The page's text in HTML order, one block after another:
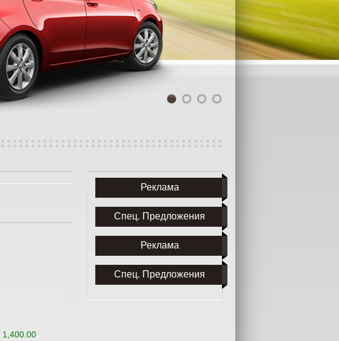
1 2 3 4
1,400.00
Реклама
Спец. Предложения
Реклама
Спец. Предложения